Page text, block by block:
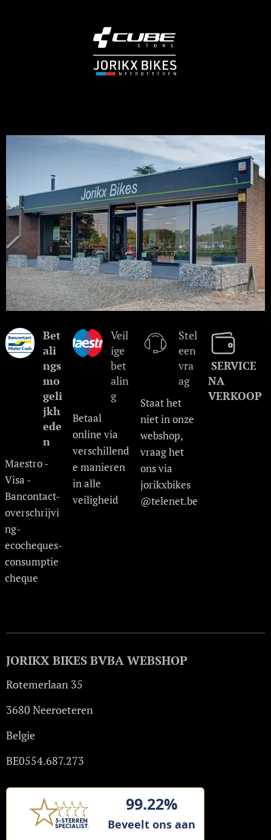
Bet
ali
ngs
mo
geli
jkh
ede
n
Maestro -
Visa -
Bancontact-
overschrijvi
ng-
ecocheques-
consumptie
cheque
Veil
ige
bet
alin
g
Betaal
online via
verschillend
e manieren
in alle
veiligheid
Stel
een
vra
ag
Staat het
niet in onze
webshop,
vraag het
ons via
jorikxbikes
@telenet.be
SERVICE
NA
VERKOOP
JORIKX BIKES BVBA WEBSHOP
Rotemerlaan 35
3680 Neeroeteren
Belgie
BE0554.687.273
99.22%
Beveelt ons aan